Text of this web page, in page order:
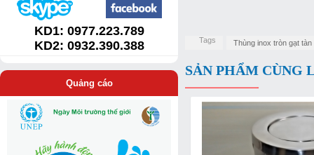
KD1: 0977.223.789
KD2: 0932.390.388
Quảng cáo
Tags Thùng inox tròn gạt tàn
SẢN PHẨM CÙNG